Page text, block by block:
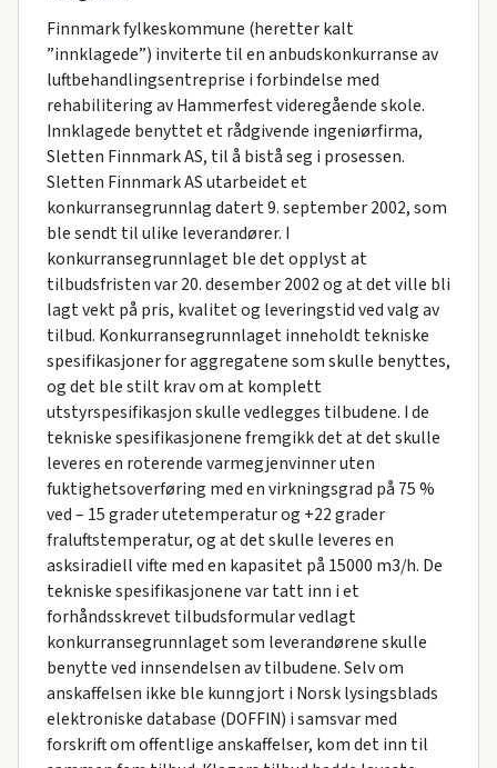
Finnmark fylkeskommune (heretter kalt
”innklagede”) inviterte til en anbudskonkurranse av
luftbehandlingsentreprise i forbindelse med
rehabilitering av Hammerfest videregående skole.
Innklagede benyttet et rådgivende ingeniørfirma,
Sletten Finnmark AS, til å bistå seg i prosessen.
Sletten Finnmark AS utarbeidet et
konkurransegrunnlag datert 9. september 2002, som
ble sendt til ulike leverandører. I
konkurransegrunnlaget ble det opplyst at
tilbudsfristen var 20. desember 2002 og at det ville bli
lagt vekt på pris, kvalitet og leveringstid ved valg av
tilbud. Konkurransegrunnlaget inneholdt tekniske
spesifikasjoner for aggregatene som skulle benyttes,
og det ble stilt krav om at komplett
utstyrspesifikasjon skulle vedlegges tilbudene. I de
tekniske spesifikasjonene fremgikk det at det skulle
leveres en roterende varmegjenvinner uten
fuktighetsoverføring med en virkningsgrad på 75 %
ved – 15 grader utetemperatur og +22 grader
fraluftstemperatur, og at det skulle leveres en
asksiradiell vifte med en kapasitet på 15000 m3/h. De
tekniske spesifikasjonene var tatt inn i et
forhåndsskrevet tilbudsformular vedlagt
konkurransegrunnlaget som leverandørene skulle
benytte ved innsendelsen av tilbudene. Selv om
anskaffelsen ikke ble kunngjort i Norsk lysingsblads
elektroniske database (DOFFIN) i samsvar med
forskrift om offentlige anskaffelser, kom det inn til